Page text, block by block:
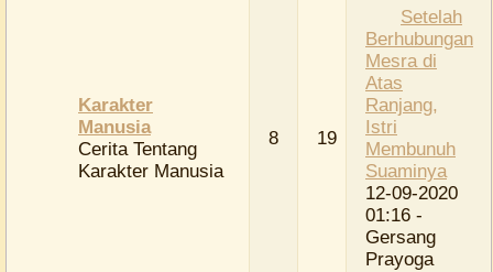
Karakter
Manusia
Cerita Tentang
Karakter Manusia
8 19
Setelah
Berhubungan
Mesra di
Atas
Ranjang,
Istri
Membunuh
Suaminya
12-09-2020
01:16 -
Gersang
Prayoga